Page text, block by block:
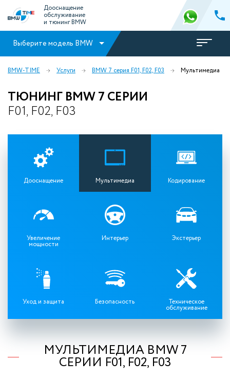
Дооснащение
обслуживание
и тюнинг BMW
Выберите модель BMW
BMW-TIME Услуги BMW 7 серия F01, F02, F03 Мультимедиа
ТЮНИНГ BMW 7 СЕРИИ
F01, F02, F03
Дооснащение Мультимедиа Кодирование
Увеличение
мощности
Интерьер Экстерьер
Уход и защита Безопасность Техническое
обслуживание
МУЛЬТИМЕДИА BMW 7
СЕРИИ F01, F02, F03